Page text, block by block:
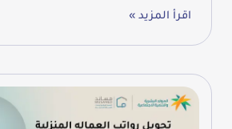
اقرأ المزيد »